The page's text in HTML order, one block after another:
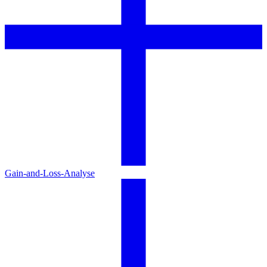
Gain-and-Loss-Analyse